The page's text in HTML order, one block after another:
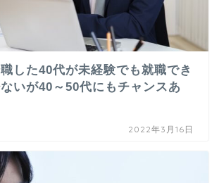
した40代が未経験でも就職でき
いが40～50代にもチャンスあ
2022年3月16日